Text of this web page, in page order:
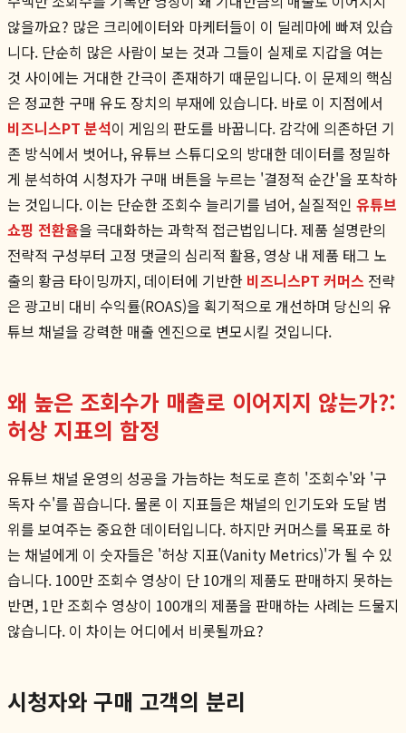
않을까요? 많은 크리에이터와 마케터들이 이 딜레마에 빠져 있습
니다. 단순히 많은 사람이 보는 것과 그들이 실제로 지갑을 여는
것 사이에는 거대한 간극이 존재하기 때문입니다. 이 문제의 핵심
은 정교한 구매 유도 장치의 부재에 있습니다. 바로 이 지점에서
비즈니스PT 분석이 게임의 판도를 바꿉니다. 감각에 의존하던 기
존 방식에서 벗어나, 유튜브 스튜디오의 방대한 데이터를 정밀하
게 분석하여 시청자가 구매 버튼을 누르는 '결정적 순간'을 포착하
는 것입니다. 이는 단순한 조회수 늘리기를 넘어, 실질적인 유튜브
쇼핑 전환율을 극대화하는 과학적 접근법입니다. 제품 설명란의
전략적 구성부터 고정 댓글의 심리적 활용, 영상 내 제품 태그 노
출의 황금 타이밍까지, 데이터에 기반한 비즈니스PT 커머스 전략
은 광고비 대비 수익률(ROAS)을 획기적으로 개선하며 당신의 유
튜브 채널을 강력한 매출 엔진으로 변모시킬 것입니다.
왜 높은 조회수가 매출로 이어지지 않는가?:
허상 지표의 함정
유튜브 채널 운영의 성공을 가늠하는 척도로 흔히 '조회수'와 '구
독자 수'를 꼽습니다. 물론 이 지표들은 채널의 인기도와 도달 범
위를 보여주는 중요한 데이터입니다. 하지만 커머스를 목표로 하
는 채널에게 이 숫자들은 '허상 지표(Vanity Metrics)'가 될 수 있
습니다. 100만 조회수 영상이 단 10개의 제품도 판매하지 못하는
반면, 1만 조회수 영상이 100개의 제품을 판매하는 사례는 드물지
않습니다. 이 차이는 어디에서 비롯될까요?
시청자와 구매 고객의 분리